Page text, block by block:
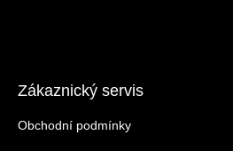
Zákaznický servis
Obchodní podmínky